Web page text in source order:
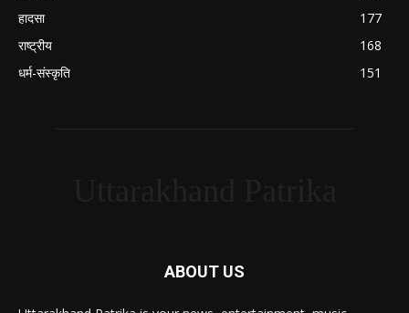
हादसा
177
राष्ट्रीय
168
धर्म-संस्कृति
151
ABOUT US